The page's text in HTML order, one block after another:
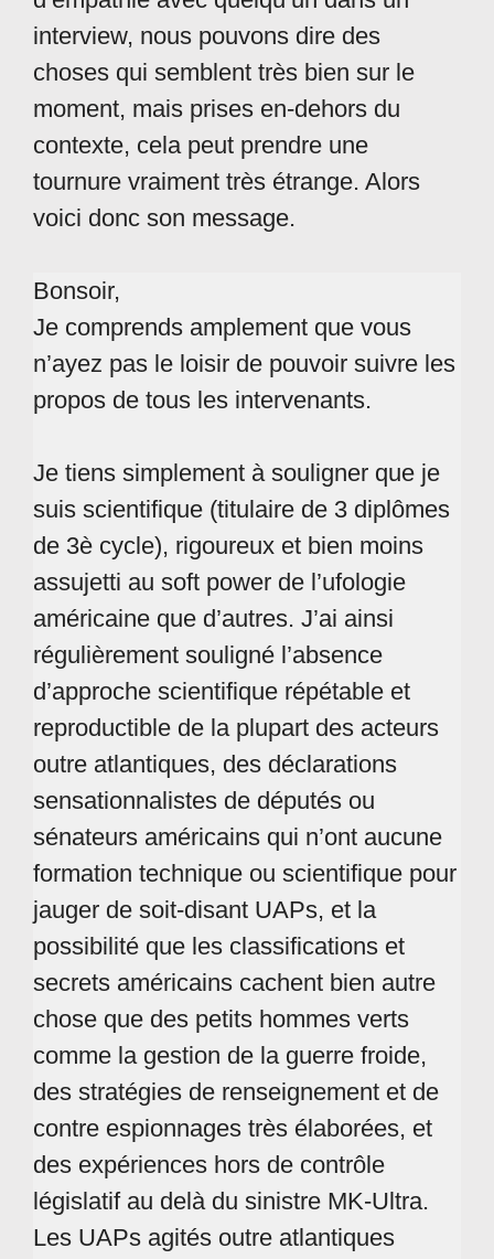
interview, nous pouvons dire des
choses qui semblent très bien sur le
moment, mais prises en-dehors du
contexte, cela peut prendre une
tournure vraiment très étrange. Alors
voici donc son message.
Bonsoir,
Je comprends amplement que vous
n’ayez pas le loisir de pouvoir suivre les
propos de tous les intervenants.
Je tiens simplement à souligner que je
suis scientifique (titulaire de 3 diplômes
de 3è cycle), rigoureux et bien moins
assujetti au soft power de l’ufologie
américaine que d’autres. J’ai ainsi
régulièrement souligné l’absence
d’approche scientifique répétable et
reproductible de la plupart des acteurs
outre atlantiques, des déclarations
sensationnalistes de députés ou
sénateurs américains qui n’ont aucune
formation technique ou scientifique pour
jauger de soit-disant UAPs, et la
possibilité que les classifications et
secrets américains cachent bien autre
chose que des petits hommes verts
comme la gestion de la guerre froide,
des stratégies de renseignement et de
contre espionnages très élaborées, et
des expériences hors de contrôle
législatif au delà du sinistre MK-Ultra.
Les UAPs agités outre atlantiques